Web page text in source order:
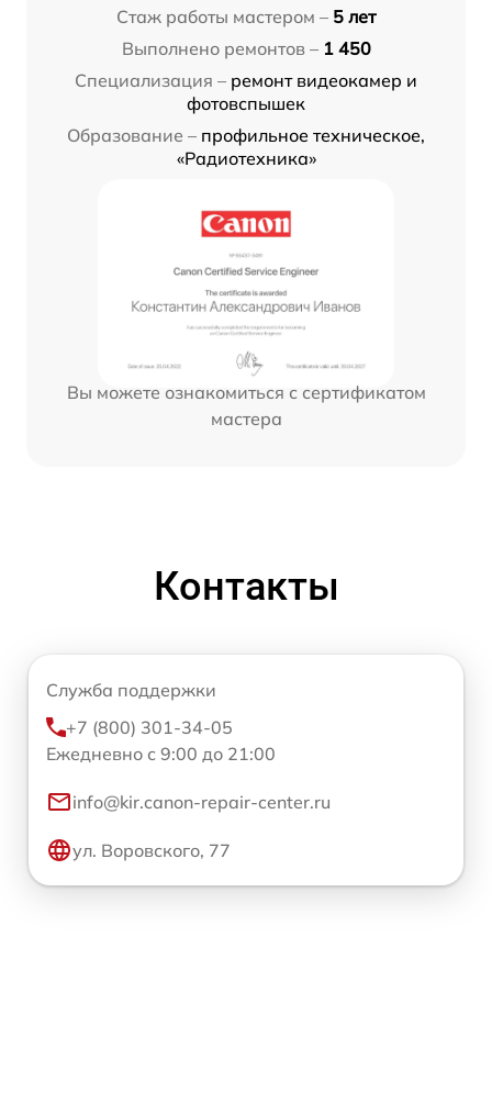
Стаж работы мастером – 5 лет
Выполнено ремонтов – 1 450
Специализация – ремонт видеокамер и
фотовспышек
Образование – профильное техническое,
«Радиотехника»
Вы можете ознакомиться с сертификатом
мастера
Контакты
Служба поддержки
+7 (800) 301-34-05
Ежедневно с 9:00 до 21:00
info@kir.canon-repair-center.ru
ул. Воровского, 77